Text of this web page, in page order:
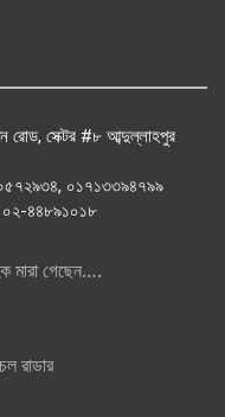
রোড, সেক্টর #৮ আব্দুল্লাহপুর
০১৭১৩৩৯৪৭৯৯
৪৪৮৯১০১৮
গেছেন….
রাডার